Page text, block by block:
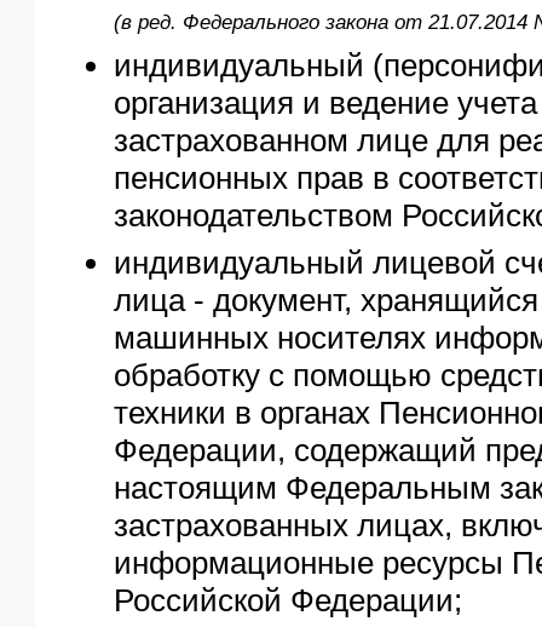
(в ред. Федерального закона от 21.07.2014
индивидуальный
организация и ведение
застрахованном лице для
пенсионных прав в
законодательством
индивидуальный лицевой
лица - документ,
машинных носителях
обработку с помощью
техники в органах
Федерации, содержащий
настоящим Федеральным
застрахованных лицах,
информационные ресурсы
Российской Федерации;